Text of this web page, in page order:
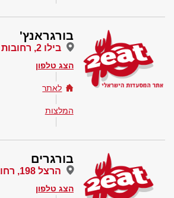
בורגראנץ'
בילו 2, רחובות
הצג טלפון
לאתר
המלצות
בורגרים
הרצל 198, רחובות
הצג טלפון